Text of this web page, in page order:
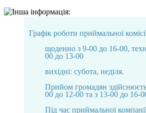
Графік роботи приймальної
щоденно з 9-00 до 16-00,
00 до 13-00
вихідні: субота, неділя.
Прийом громадян
00 до 12-00 та з 13-00 до 16-
Під час приймальної